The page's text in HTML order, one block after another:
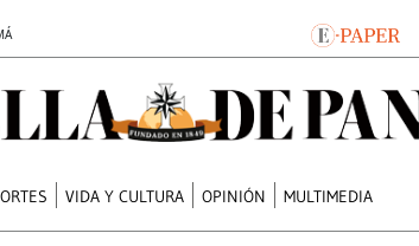
VIDA Y CULTURA OPINIÓN MULTIMEDIA